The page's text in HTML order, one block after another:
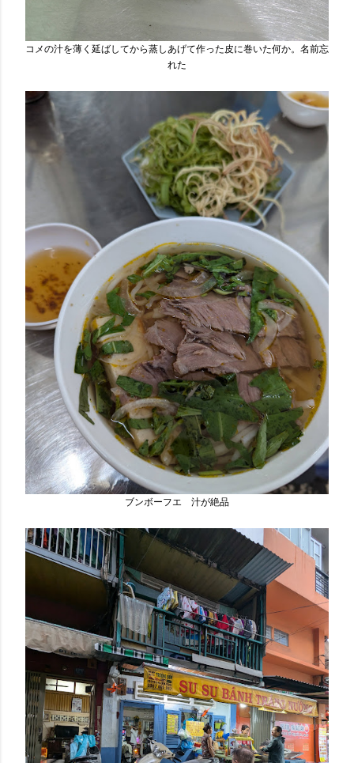
コメの汁を薄く延ばしてから蒸しあげて作った皮に巻いた何か。名前忘
れた
ブンボーフエ 汁が絶品